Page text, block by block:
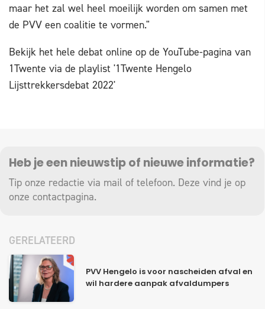
maar het zal wel heel moeilijk worden om samen met
de PVV een coalitie te vormen."
Bekijk het hele debat online op de YouTube-pagina van
1Twente via de playlist '1Twente Hengelo
Lijsttrekkersdebat 2022'
Heb je een nieuwstip of nieuwe informatie?
Tip onze redactie via mail of telefoon. Deze vind je op
onze contactpagina.
GERELATEERD
PVV Hengelo is voor nascheiden afval en
wil hardere aanpak afvaldumpers